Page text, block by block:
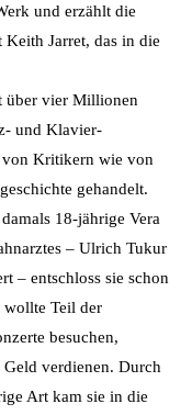
und erzählt die
Keith Jarret, das in die
über vier Millionen
und Klavier-
Kritikern wie von
gehandelt.
18-jährige Vera
– Ulrich Tukur
– entschloss sie schon
wollte Teil der
besuchen,
verdienen. Durch
Art kam sie in die